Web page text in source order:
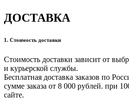
ДОСТАВКА
1. Стоимость доставки
Стоимость доставки зависит от
и курьерской службы.
Бесплатная доставка заказов по
сумме заказа от 8 000 рублей. при
сайте.